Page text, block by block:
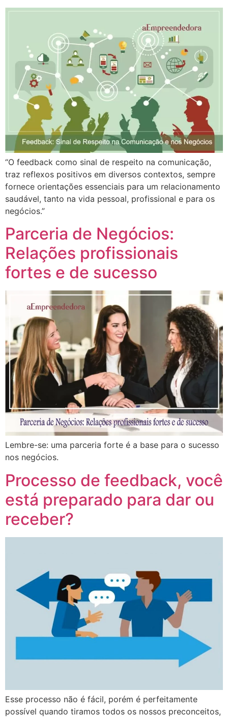
“O feedback como sinal de respeito na comunicação,
traz reflexos positivos em diversos contextos, sempre
fornece orientações essenciais para um relacionamento
saudável, tanto na vida pessoal, profissional e para os
negócios.”
Parceria de Negócios:
Relações profissionais
fortes e de sucesso
Lembre-se: uma parceria forte é a base para o sucesso
nos negócios.
Processo de feedback, você
está preparado para dar ou
receber?
Esse processo não é fácil, porém é perfeitamente
possível quando tiramos todos os nossos preconceitos,